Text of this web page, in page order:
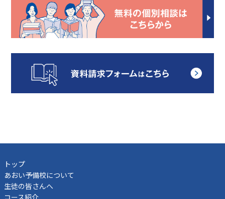
トップ
あおい予備校について
生徒の皆さんへ